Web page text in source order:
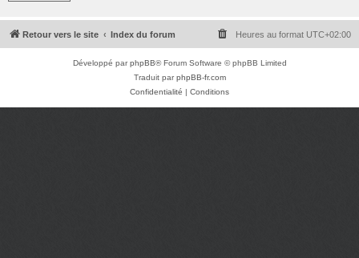
Retour vers le site Index du forum Heures au format UTC+02:00
Développé parphpBB® Forum Software © phpBB Limited
Traduit parphpBB-fr.com
Confidentialité | Conditions